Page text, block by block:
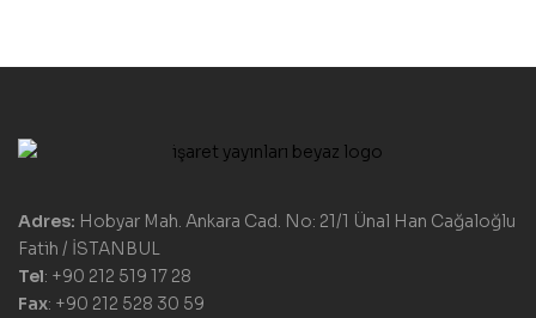
Adres: Hobyar Mah. Ankara Cad. No: 21/1 Ünal Han Cağaloğlu
Fatih / İSTANBUL
Tel: +90 212 519 17 28
Fax: +90 212 528 30 59